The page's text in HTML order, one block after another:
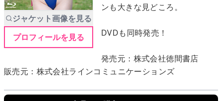
アイドル一覧
メニュー
ジャケット画像を見る
プロフィールを見る
ンも大きな見どころ。
DVDも同時発売！
発売元：株式会社徳間書店
販売元：株式会社ラインコミュニケーションズ